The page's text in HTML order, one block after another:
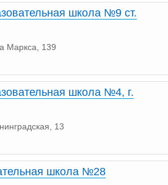
школа №9 ст.
Маркса, 139
школа №4, г.
13
школа №28